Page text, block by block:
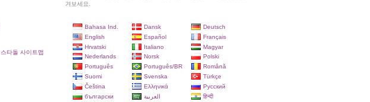
겨보세요.
스타돌 사이트맵
Bahasa Ind. Dansk
Deutsch
English
Español
Français
Hrvatski
Italiano
Magyar
Nederlands
Norsk
Polski
Português
Português/BR
Română
Suomi
Svenska
Türkçe
Čeština
Ελληνικά
Русский
български
العربية हिन्दी